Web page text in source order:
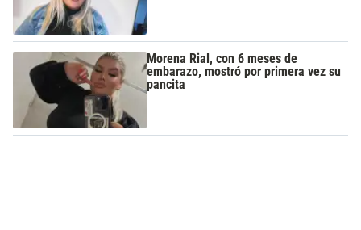
Morena Rial, con 6 meses de
embarazo, mostró por primera vez su
pancita